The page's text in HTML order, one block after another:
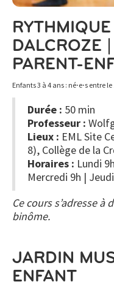
DALCROZE |
PARENT-
Enfants 3 à 4 ans : né⋅e⋅s entre le
Durée : 50 min
Professeur :
Lieux : EML Site
8), Collège de la
Horaires : Lundi
Mercredi 9h |
Ce cours s’adresse
binôme.
JARDIN
ENFANT